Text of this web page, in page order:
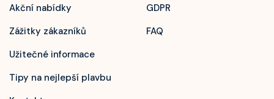
Akční nabídky
Zážitky zákazníků
Užitečné informace
Tipy na nejlepší plavbu
GDPR
FAQ